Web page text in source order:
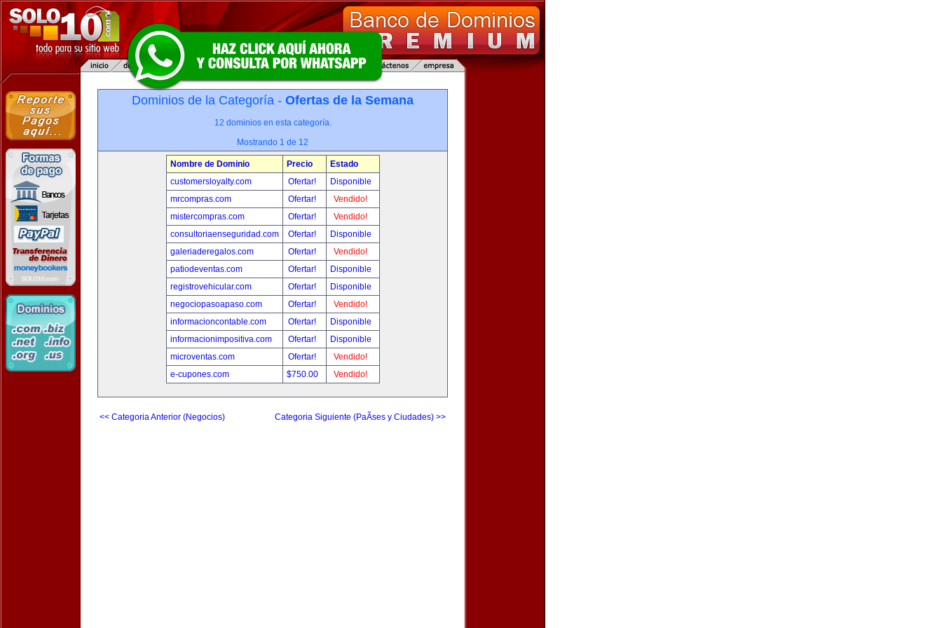
Dominios de la Categoría - Ofertas de la Semana
12 dominios en esta categoría.
Mostrando 1 de 12
Nombre de Dominio Precio
Estado
customersloyalty.com
Ofertar!
Disponible
mrcompras.com
Ofertar!
Vendido!
mistercompras.com
Ofertar!
Vendido!
consultoriaenseguridad.com
Ofertar!
Disponible
galeriaderegalos.com
Ofertar!
Vendido!
patiodeventas.com
Ofertar!
Disponible
registrovehicular.com
Ofertar!
Disponible
negociopasoapaso.com
Ofertar!
Vendido!
informacioncontable.com
Ofertar!
Disponible
informacionimpositiva.com
Ofertar!
Disponible
microventas.com
Ofertar!
Vendido!
e-cupones.com
$750.00 Vendido!
<< Categoria Anterior (Negocios) Categoria Siguiente (PaÃ­ses y Ciudades) >>